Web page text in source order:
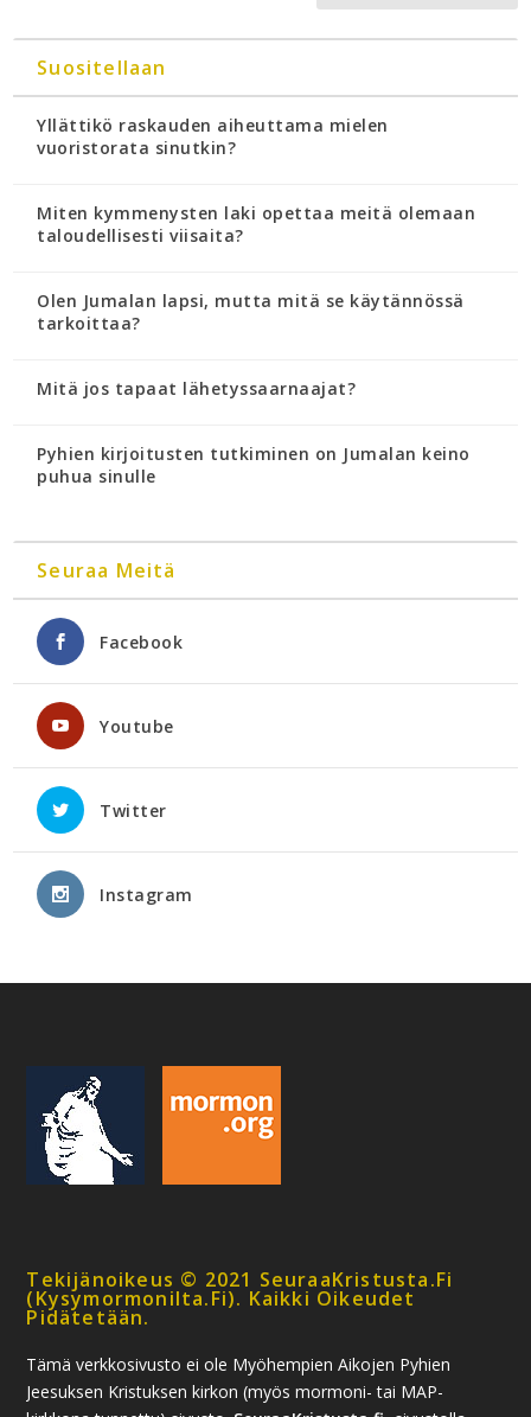
Suositellaan
Yllättikö raskauden aiheuttama mielen
vuoristorata sinutkin?
Miten kymmenysten laki opettaa meitä olemaan
taloudellisesti viisaita?
Olen Jumalan lapsi, mutta mitä se käytännössä
tarkoittaa?
Mitä jos tapaat lähetyssaarnaajat?
Pyhien kirjoitusten tutkiminen on Jumalan keino
puhua sinulle
Seuraa Meitä
Facebook
Youtube
Twitter
Instagram
Tekijänoikeus © 2021 SeuraaKristusta.fi
(kysymormonilta.fi). Kaikki Oikeudet
Pidätetään.
Tämä verkkosivusto ei ole Myöhempien Aikojen Pyhien
Jeesuksen Kristuksen kirkon (myös mormoni- tai MAP-